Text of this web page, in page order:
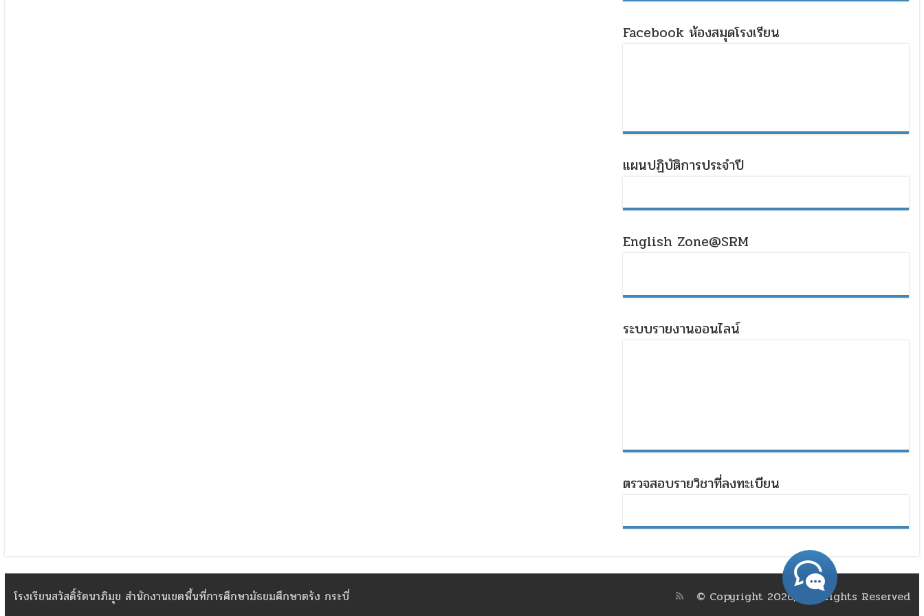
Facebook ห้องสมุดโรงเรียน
แผนปฏิบัติการประจำปี
English Zone@SRM
ระบบรายงานออนไลน์
ตรวจสอบรายวิชาที่ลงทะเบียน
© Copyright 2026, All Rights Reserved
โรงเรียนสวัสดิ์รัตนาภิมุข สำนักงานเขตพื้นที่การศึกษามัธยมศึกษาตรัง กระบี่